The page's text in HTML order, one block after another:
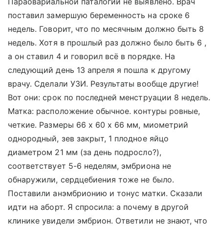
поставил замершую беременность на сроке 6
недель. Говорит, что по месячным должно быть 8
недель. Хотя в прошлый раз должно было быть 6 ,
а он ставил 4 и говорил всё в порядке. На
следующий день 13 апреля я пошла к другому
врачу. Сделали УЗИ. Результаты вообще другие!
Вот они: срок по последней менструации 8 недель.
Матка: расположение обычное. контуры ровные,
четкие. Размеры 66 х 60 х 66 мм, миометрий
однородный, зев закрыт, 1 плодное яйцо
диаметром 21 мм (за день подросло?),
соответствует 5-6 неделям, эмбриона не
обнаружили, сердцебиения тоже не было.
Поставили анэмбрионию и тонус матки. Сказали
идти на аборт. Я спросила: а почему в другой
клинике увидели эмбрион. Ответили не знают, что